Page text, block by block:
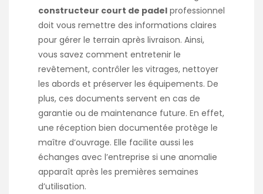
constructeur court de padel professionnel
doit vous remettre des informations claires
pour gérer le terrain après livraison. Ainsi,
vous savez comment entretenir le
revêtement, contrôler les vitrages, nettoyer
les abords et préserver les équipements. De
plus, ces documents servent en cas de
garantie ou de maintenance future. En effet,
une réception bien documentée protège le
maître d’ouvrage. Elle facilite aussi les
échanges avec l’entreprise si une anomalie
apparaît après les premières semaines
d’utilisation.